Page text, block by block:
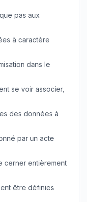
pas aux
à caractère
dans le
se voir associer,
des données à
par un acte
cerner entièrement
être définies